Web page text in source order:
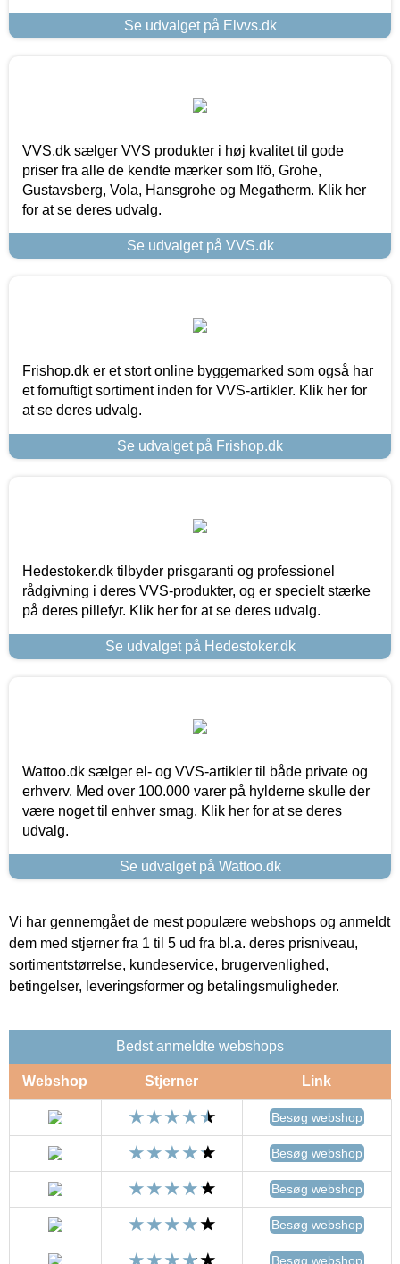
Se udvalget på Elvvs.dk
VVS.dk sælger VVS produkter i høj kvalitet til gode
priser fra alle de kendte mærker som Ifö, Grohe,
Gustavsberg, Vola, Hansgrohe og Megatherm. Klik her
for at se deres udvalg.
Se udvalget på VVS.dk
Frishop.dk er et stort online byggemarked som også har
et fornuftigt sortiment inden for VVS-artikler. Klik her for
at se deres udvalg.
Se udvalget på Frishop.dk
Hedestoker.dk tilbyder prisgaranti og professionel
rådgivning i deres VVS-produkter, og er specielt stærke
på deres pillefyr. Klik her for at se deres udvalg.
Se udvalget på Hedestoker.dk
Wattoo.dk sælger el- og VVS-artikler til både private og
erhverv. Med over 100.000 varer på hylderne skulle der
være noget til enhver smag. Klik her for at se deres
udvalg.
Se udvalget på Wattoo.dk
Vi har gennemgået de mest populære webshops og anmeldt
dem med stjerner fra 1 til 5 ud fra bl.a. deres prisniveau,
sortimentstørrelse, kundeservice, brugervenlighed,
betingelser, leveringsformer og betalingsmuligheder.
Bedst anmeldte webshops
Webshop Stjerner Link
Besøg webshop
Besøg webshop
Besøg webshop
Besøg webshop
Besøg webshop